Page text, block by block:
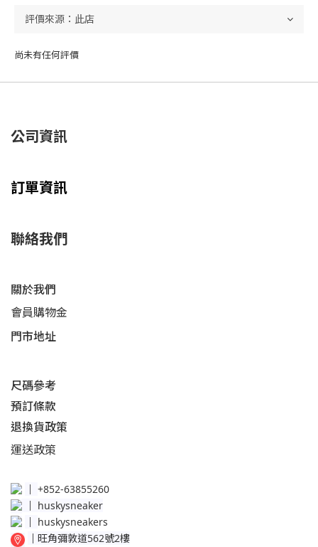
尚未有任何評價
公司資訊
訂單資訊
聯絡我們
關於我們
會員購物金
門市地址
尺碼參考
預訂條款
退換貨政策​
運送政策​
│ +852-63855260
│ huskysneaker
│ huskysneakers
旺角彌敦道562號2樓